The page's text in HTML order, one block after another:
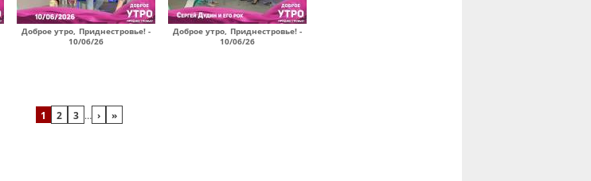
Доброе утро, Приднестровье! -
10/06/26
Доброе утро, Приднестровье! -
10/06/26
1 2 3 … › »